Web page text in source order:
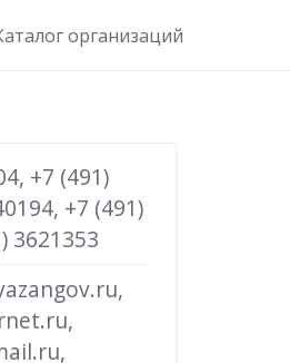
организаций
+7 (491)
+7 (491)
3621353